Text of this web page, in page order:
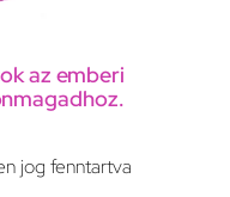
az emberi
jog fenntartva